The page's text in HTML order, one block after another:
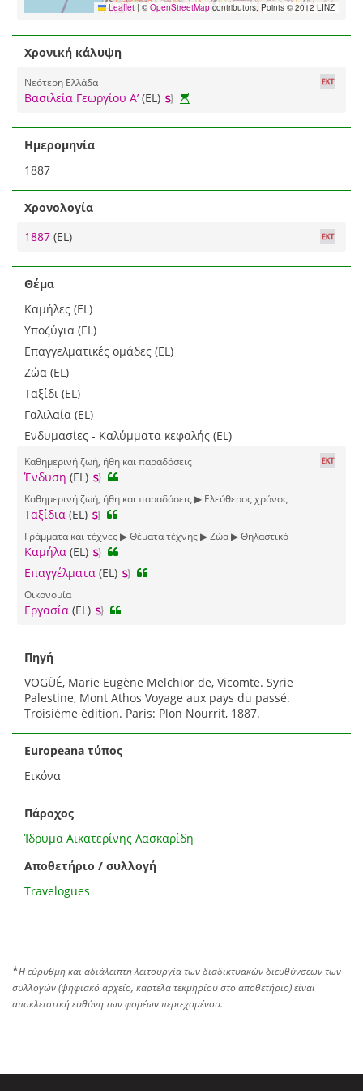
Leaflet | © OpenStreetMap contributors, Points © 2012 LINZ
Χρονική κάλυψη
Νεότερη Ελλάδα
Βασιλεία Γεωργίου Α’ (EL)
Ημερομηνία
1887
Χρονολογία
1887 (EL)
Θέμα
Καμήλες (EL)
Υποζύγια (EL)
Επαγγελματικές ομάδες (EL)
Ζώα (EL)
Ταξίδι (EL)
Γαλιλαία (EL)
Ενδυμασίες - Καλύμματα κεφαλής (EL)
Καθημερινή ζωή, ήθη και παραδόσεις
Ένδυση (EL)
Καθημερινή ζωή, ήθη και παραδόσεις ▶ Ελεύθερος χρόνος
Ταξίδια (EL)
Γράμματα και τέχνες ▶ Θέματα τέχνης ▶ Ζώα ▶ Θηλαστικό
Καμήλα (EL)
Επαγγέλματα (EL)
Οικονομία
Εργασία (EL)
Πηγή
VOGÜÉ, Marie Eugène Melchior de, Vicomte. Syrie
Palestine, Mont Athos Voyage aux pays du passé.
Troisième édition. Paris: Plon Nourrit, 1887.
Europeana τύπος
Εικόνα
Πάροχος
Ίδρυμα Αικατερίνης Λασκαρίδη
Αποθετήριο / συλλογή
Travelogues
*Η εύρυθμη και αδιάλειπτη λειτουργία των διαδικτυακών διευθύνσεων των
συλλογών (ψηφιακό αρχείο, καρτέλα τεκμηρίου στο αποθετήριο) είναι
αποκλειστική ευθύνη των φορέων περιεχομένου.